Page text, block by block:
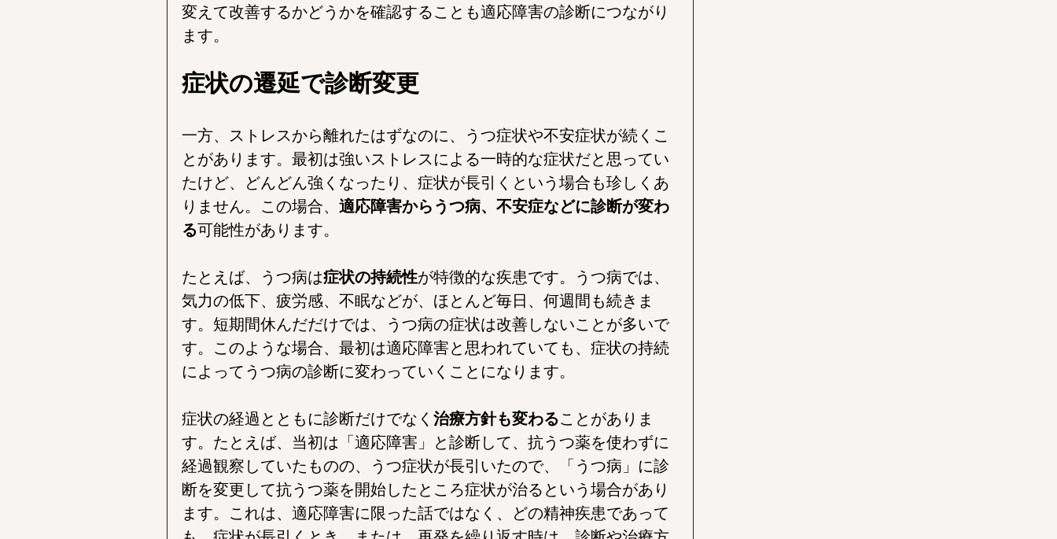
変えて改善するかどうかを確認することも適応障害の診断につながり
ます。
症状の遷延で診断変更
一方、ストレスから離れたはずなのに、うつ症状や不安症状が続くこ
とがあります。最初は強いストレスによる一時的な症状だと思ってい
たけど、どんどん強くなったり、症状が長引くという場合も珍しくあ
りません。この場合、 適応障害からうつ病、不安症などに診断が変わ
る可能性があります。
たとえば、うつ病は症状の持続性が特徴的な疾患です。うつ病では、
気力の低下、疲労感、不眠などが、ほとんど毎日、何週間も続きま
す。短期間休んだだけでは、うつ病の症状は改善しないことが多いで
す。このような場合、最初は適応障害と思われていても、症状の持続
によってうつ病の診断に変わっていくことになります。
症状の経過とともに診断だけでなく 治療方針も変わることがありま
す。たとえば、当初は「適応障害」と診断して、抗うつ薬を使わずに
経過観察していたものの、うつ症状が長引いたので、「うつ病」に診
断を変更して抗うつ薬を開始したところ症状が治るという場合があり
ます。これは、適応障害に限った話ではなく、どの精神疾患であって